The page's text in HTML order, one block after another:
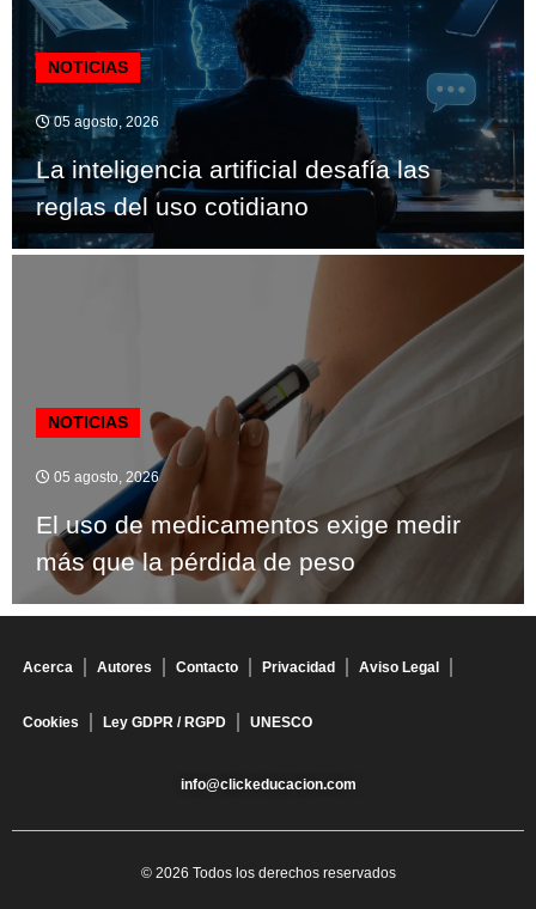
NOTICIAS
05 agosto, 2026
La inteligencia artificial desafía las
reglas del uso cotidiano
NOTICIAS
05 agosto, 2026
El uso de medicamentos exige medir
más que la pérdida de peso
Acerca Autores Contacto Privacidad Aviso Legal
Cookies Ley GDPR / RGPD UNESCO
info@clickeducacion.com
© 2026 Todos los derechos reservados